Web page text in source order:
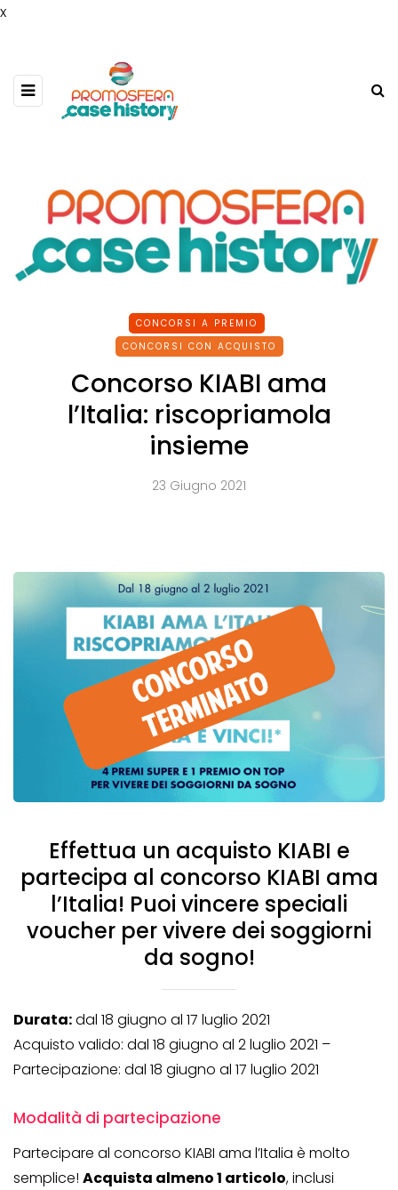
x
CONCORSI A PREMIO
CONCORSI CON ACQUISTO
Concorso KIABI ama
l’Italia: riscopriamola
insieme
23 Giugno 2021
Effettua un acquisto KIABI e
partecipa al concorso KIABI ama
l’Italia! Puoi vincere speciali
voucher per vivere dei soggiorni
da sogno!
Durata:dal 18 giugno al 17 luglio 2021
Acquisto valido: dal 18 giugno al 2 luglio 2021 –
Partecipazione: dal 18 giugno al 17 luglio 2021
Modalità di partecipazione
Partecipare al concorso KIABI ama l’Italia è molto
semplice! Acquista almeno 1 articolo, inclusi